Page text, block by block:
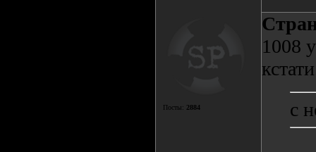
Посты: 2884
1008
с